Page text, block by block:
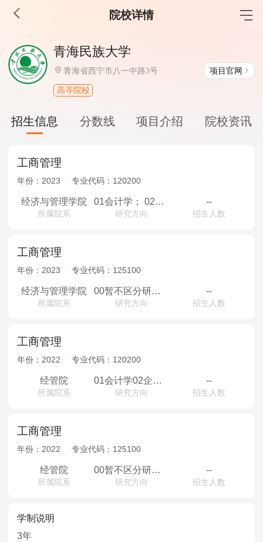
院校详情
MBA工商管理
院校库 考试报名 招生政策 学制学费
报名流程
考试真题
报考经验
MEM工程管理
考试真题
报考经验
院校库 考试报名 招生政策
报名流程
MPAcc会计专硕
院校库 考试报名 招生政策
报名流程
考试真题
报考经验 招生简章
MTA旅游管理
院校库 考试报名 招生政策
考试真题
报考经验 招生简章
青海民族大学
青海省西宁市八一中路3号 项目官网
高等院校
招生信息 分数线 项目介绍 院校资讯
工商管理
年份： 2023 专业代码： 120200
经济与管理学院
所属院系
01会计学； 02企业管理； 03技术经济及管理
研究方向
--
招生人数
工商管理
年份： 2023 专业代码： 125100
经济与管理学院
所属院系
00暂不区分研究方向
研究方向
--
招生人数
工商管理
年份： 2022 专业代码： 120200
经管院
所属院系
01会计学02企业管理03技术经济及管理
研究方向
--
招生人数
工商管理
年份： 2022 专业代码： 125100
经管院
所属院系
00暂不区分研究方向
研究方向
--
招生人数
学制说明
3年